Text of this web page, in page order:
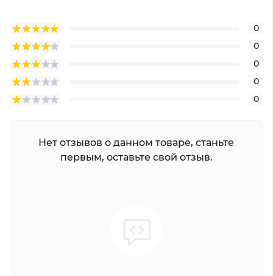
0
0
0
0
0
Нет отзывов о данном товаре, станьте
первым, оставьте свой отзыв.